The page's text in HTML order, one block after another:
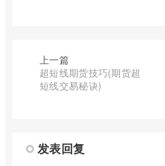
上一篇
超短线期货技巧(期货超
短线交易秘诀)
发表回复